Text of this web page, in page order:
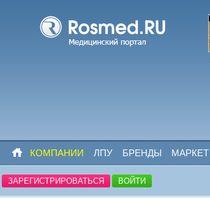
КОМПАНИИ ЛПУ БРЕНДЫ МАРКЕТ
ЗАРЕГИСТРИРОВАТЬСЯ ВОЙТИ